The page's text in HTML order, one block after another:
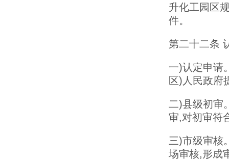
升化工园区
件。
第二十二条
一)认定申请
区)人民政府
二)县级初审
审,对初审符
三)市级审核
场审核,形成